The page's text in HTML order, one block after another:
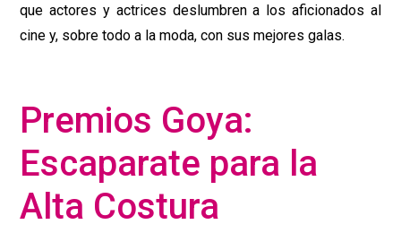
que actores y actrices deslumbren a los aficionados al
cine y, sobre todo a la moda, con sus mejores galas.
Premios Goya:
Escaparate para la
Alta Costura